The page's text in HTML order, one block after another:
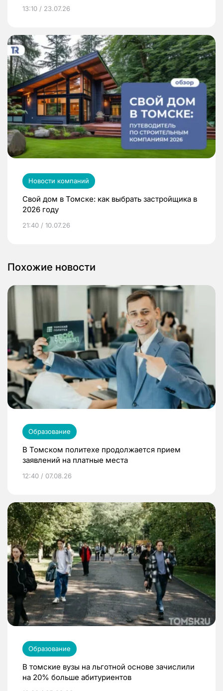
13:10 / 23.07.26
Новости компаний
Свой дом в Томске: как выбрать застройщика в
2026 году
21:40 / 10.07.26
Похожие новости
Образование
В Томском политехе продолжается прием
заявлений на платные места
12:40 / 07.08.26
Образование
В томские вузы на льготной основе зачислили
на 20% больше абитуриентов